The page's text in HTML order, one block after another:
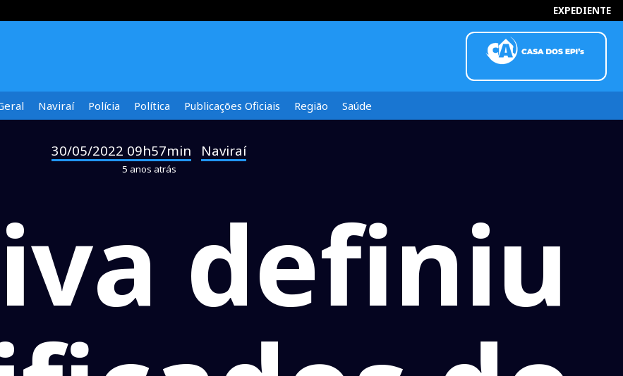
EXPEDIENTE
HORA CERTA
Naviraí Polícia Política Publicações Oficiais Região Saúde
30/05/2022 09h57min Naviraí
5 anos atrás
definiu